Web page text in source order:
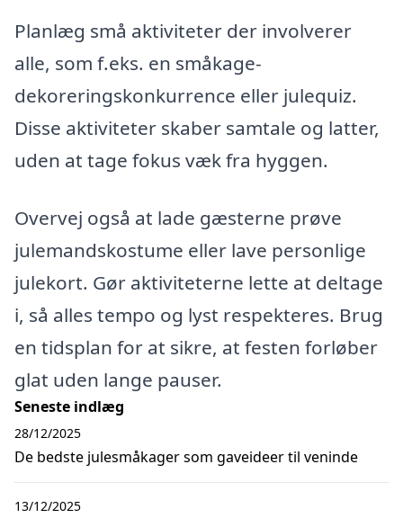
Planlæg små aktiviteter der involverer
alle, som f.eks. en småkage-
dekoreringskonkurrence eller julequiz.
Disse aktiviteter skaber samtale og latter,
uden at tage fokus væk fra hyggen.
Overvej også at lade gæsterne prøve
julemandskostume eller lave personlige
julekort. Gør aktiviteterne lette at deltage
i, så alles tempo og lyst respekteres. Brug
en tidsplan for at sikre, at festen forløber
glat uden lange pauser.
Seneste indlæg
De bedste julesmåkager som gaveideer til veninde
28/12/2025
13/12/2025